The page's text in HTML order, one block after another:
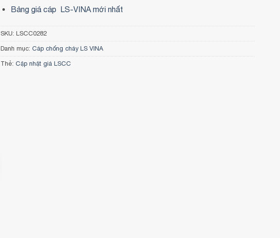
Bảng giá cáp LS-VINA mới nhất
SKU: LSCC0282
Danh mục: Cáp chống cháy LS VINA
Thẻ: Cập nhật giá LSCC